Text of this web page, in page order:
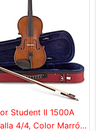
Student II 1500A
4/4, Color Marrón